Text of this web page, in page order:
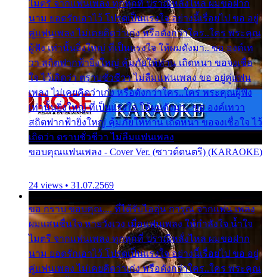
ไมตรี จากแฟนเพลง ทุกทุกที่ ปราณีหลั่งไหล ผมขอฝาก
นาม ยอดรักเอาไว้ โปรดเป็นแรงใจ อย่างนี้เรื่อยไป ขอ อยู่
คู่แฟนเพลง ไม่เคยคิดว่าเก่ง หรือดังกว่าใคร..ใคร พระคุณ
ผู้ฟัง เท่านั้นยิ่งใหญ่ ที่เป็นแรงใจ ให้ผมดังมา.. ขอ องค์เท
วา สถิตฟากฟ้ายิ่งใหญ่ คุ้มภัยให้ท่าน เถิดหนา ขอจงเชื่อ
ใจ ไว้เถิดว่า ตราบชั่วชีวา ไม่ลืมแฟนเพลง ขอ อยู่คู่แฟน
เพลง ไม่เคยคิดว่าเก่ง หรือดังกว่าใคร..ใคร พระคุณผู้ฟัง
เท่านั้นยิ่งใหญ่ ที่เป็นแรงใจ ให้ผมดังมา.. ขอ องค์เทวา
สถิตฟากฟ้ายิ่งใหญ่ คุ้มภัยให้ท่าน เถิดหนา ขอจงเชื่อใจ ไว้
เถิดว่า ตราบชั่วชีวา ไม่ลืมแฟนเพลง
ขอบคุณแฟนเพลง - Cover Ver. (ซาวด์ดนตรี) (KARAOKE)
24 views • 31.07.2569
ขอ กราบ ขอบคุณ.... ที่ได้รับไออุ่น การุณ จากแฟน เพลง
ผมแสนชื่นใจ หายวังเวง เมื่อแฟนเพลง ให้กำลังใจ น้ำใจ
ไมตรี จากแฟนเพลง ทุกทุกที่ ปราณีหลั่งไหล ผมขอฝาก
นาม ยอดรักเอาไว้ โปรดเป็นแรงใจ อย่างนี้เรื่อยไป ขอ อยู่
คู่แฟนเพลง ไม่เคยคิดว่าเก่ง หรือดังกว่าใคร..ใคร พระคุณ